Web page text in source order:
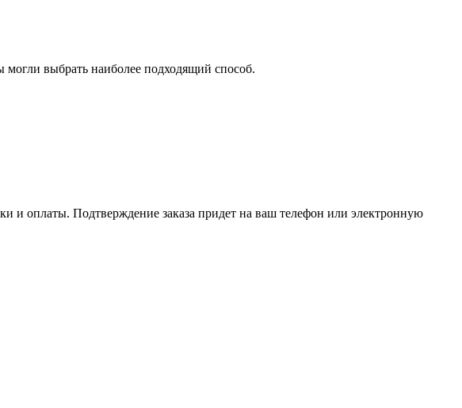
выбрать наиболее подходящий способ.
и оплаты. Подтверждение заказа придет на ваш телефон или электронную